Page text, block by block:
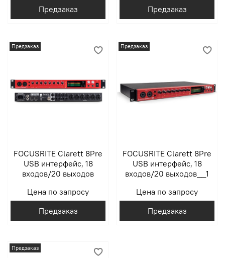
Предзаказ
Предзаказ
Предзаказ
FOCUSRITE Clarett 8Pre
USB интерфейс, 18
входов/20 выходов
Цена по запросу
Предзаказ
Предзаказ
FOCUSRITE Clarett 8Pre
USB интерфейс, 18
входов/20 выходов__1
Цена по запросу
Предзаказ
Предзаказ